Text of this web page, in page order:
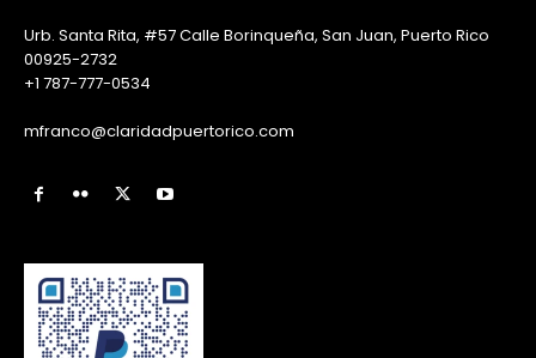
Urb. Santa Rita, #57 Calle Borinqueña, San Juan, Puerto Rico
00925-2732
+1 787-777-0534
mfranco@claridadpuertorico.com